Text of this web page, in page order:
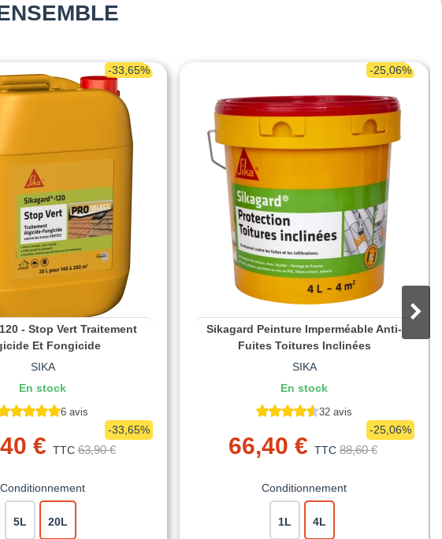
-33,65%
- Stop Vert Traitement
Et Fongicide
SIKA
En stock
6 avis
€ TTC 63,90 €
-33,65%
Conditionnement
5L 20L
-25,06%
Sikagard Peinture Imperméable Anti-
Fuites Toitures Inclinées
SIKA
En stock
32 avis
66,40 € TTC 88,60 €
-25,06%
Conditionnement
1L 4L